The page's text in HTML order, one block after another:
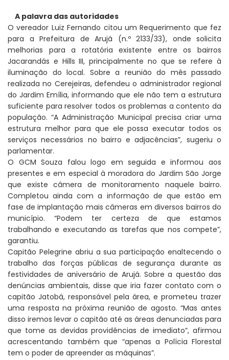
A palavra das autoridades
O vereador Luiz Fernando citou um Requerimento que fez
para a Prefeitura de Arujá (n.º 2133/33), onde solicita
melhorias para a rotatória existente entre os bairros
Jacarandás e Hills III, principalmente no que se refere à
iluminação do local. Sobre a reunião do mês passado
realizada no Cerejeiras, defendeu o administrador regional
do Jardim Emília, informando que ele não tem a estrutura
suficiente para resolver todos os problemas a contento da
população. “A Administração Municipal precisa criar uma
estrutura melhor para que ele possa executar todos os
serviços necessários no bairro e adjacências”, sugeriu o
parlamentar.
O GCM Souza falou logo em seguida e informou aos
presentes e em especial à moradora do Jardim São Jorge
que existe câmera de monitoramento naquele bairro.
Completou ainda com a informação de que estão em
fase de implantação mais câmeras em diversos bairros do
município. “Podem ter certeza de que estamos
trabalhando e executando as tarefas que nos compete”,
garantiu.
Capitão Pelegrine abriu a sua participação enaltecendo o
trabalho das forças públicas de segurança durante as
festividades de aniversário de Arujá. Sobre a questão das
denúncias ambientais, disse que iria fazer contato com o
capitão Jatobá, responsável pela área, e prometeu trazer
uma resposta na próxima reunião de agosto. “Mas antes
disso iremos levar o capitão até as áreas denunciadas para
que tome as devidas providências de imediato”, afirmou
acrescentando também que “apenas a Polícia Florestal
tem o poder de apreender as máquinas”.